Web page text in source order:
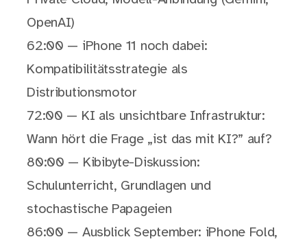
OpenAI)
62:00 — iPhone 11 noch dabei:
Kompatibilitätsstrategie als
Distributionsmotor
72:00 — KI als unsichtbare Infrastruktur:
Wann hört die Frage „ist das mit KI?” auf?
80:00 — Kibibyte-Diskussion:
Schulunterricht, Grundlagen und
stochastische Papageien
86:00 — Ausblick September: iPhone Fold,